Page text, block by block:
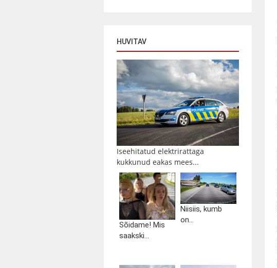
HUVITAV
Iseehitatud elektrirattaga
kukkunud eakas mees...
Sõidame! Mis
saakski...
Niisiis, kumb
on...